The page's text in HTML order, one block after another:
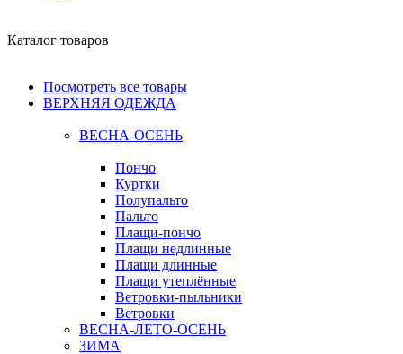
Каталог товаров
Посмотреть все товары
ВЕРХНЯЯ ОДЕЖДА
ВЕСНА-ОСЕНЬ
Пончо
Куртки
Полупальто
Пальто
Плащи-пончо
Плащи недлинные
Плащи длинные
Плащи утеплённые
Ветровки-пыльники
Ветровки
ВЕСНА-ЛЕТО-ОСЕНЬ
ЗИМА